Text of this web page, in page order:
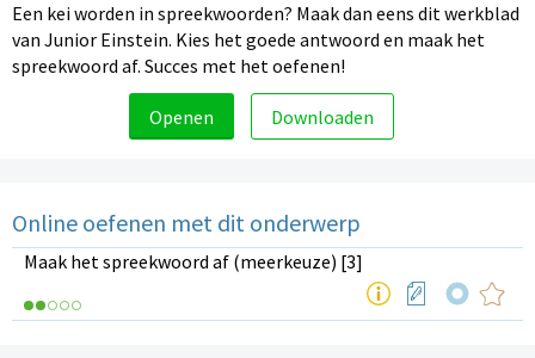
Een kei worden in spreekwoorden? Maak dan eens dit werkblad
van Junior Einstein. Kies het goede antwoord en maak het
spreekwoord af. Succes met het oefenen!
Openen Downloaden
Online oefenen met dit onderwerp
Maak het spreekwoord af (meerkeuze) [3]